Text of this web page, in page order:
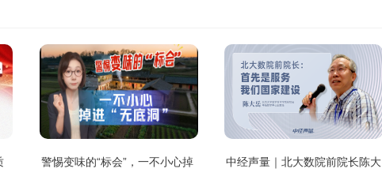
警惕变味的“标会”，一不小心掉
中经声量｜北大数院前院长陈大